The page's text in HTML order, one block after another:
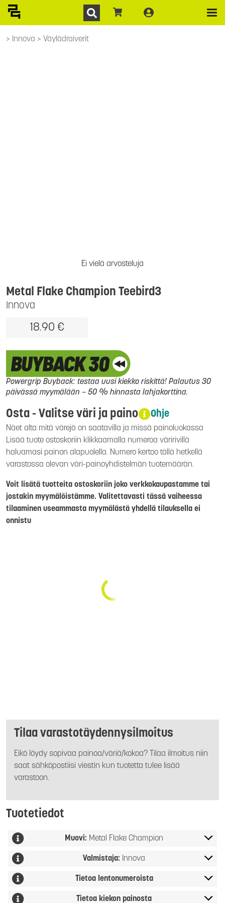
Innova Väylädraiverit
Ei vielä arvosteluja
Innova
Metal Flake Champion Teebird3
18.90 €
Powergrip Buyback: testaa uusi kiekko riskittä! Palautus 30
päivässä myymälään – 50 % hinnasta lahjakorttina.
Osta - Valitse väri ja paino Ohje
Näet alta mitä värejä on saatavilla ja missä painoluokassa
Lisää tuote ostoskoriin klikkaamalla numeroa väririvillä
haluamasi painon alapuolella. Numero kertoo tällä hetkellä
varastossa olevan väri-painoyhdistelmän tuotemäärän.
Voit lisätä tuotteita ostoskoriin joko verkkokaupastamme tai
jostakin myymälöistämme. Valitettavasti tässä vaiheessa
tilaaminen useammasta myymälästä yhdellä tilauksella ei
onnistu
Tilaa varastotäydennysilmoitus
Eikö löydy sopivaa painoa/väriä/kokoa? Tilaa ilmoitus niin
saat sähköpostiisi viestin kun tuotetta tulee lisää
varastoon.
Tuotetiedot
Muovi: Metal Flake Champion
Valmistaja: Innova
Tietoa lentonumeroista
Tietoa kiekon painosta